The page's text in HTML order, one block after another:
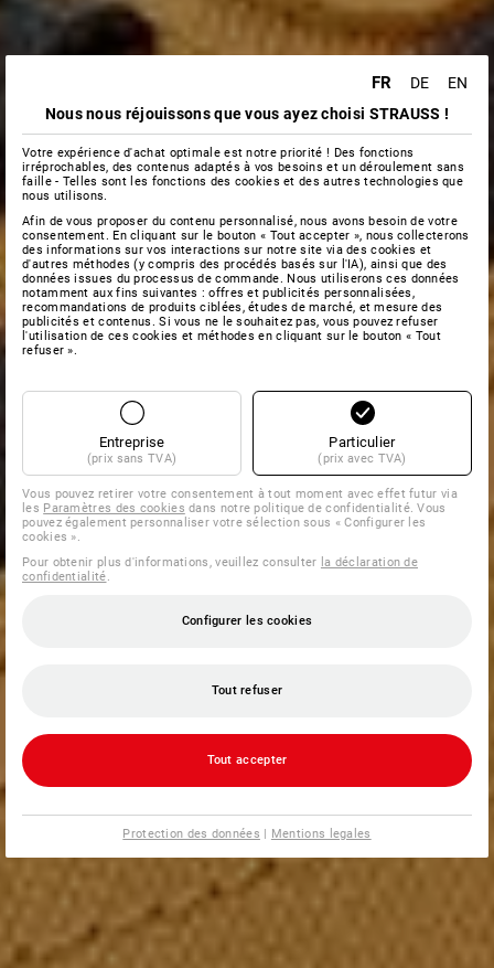
FR DE
EN
Nous nous réjouissons que vous ayez choisi STRAUSS !
Votre expérience d'achat optimale est notre priorité ! Des fonctions
irréprochables, des contenus adaptés à vos besoins et un déroulement sans
faille - Telles sont les fonctions des cookies et des autres technologies que
nous utilisons.
Afin de vous proposer du contenu personnalisé, nous avons besoin de votre
consentement. En cliquant sur le bouton « Tout accepter », nous collecterons
des informations sur vos interactions sur notre site via des cookies et
d'autres méthodes (y compris des procédés basés sur l'IA), ainsi que des
données issues du processus de commande. Nous utiliserons ces données
notamment aux fins suivantes : offres et publicités personnalisées,
recommandations de produits ciblées, études de marché, et mesure des
publicités et contenus. Si vous ne le souhaitez pas, vous pouvez refuser
l'utilisation de ces cookies et méthodes en cliquant sur le bouton « Tout
refuser ».
Entreprise
(prix sans TVA)
Particulier
(prix avec TVA)
Vous pouvez retirer votre consentement à tout moment avec effet futur via
les Paramètres des cookies dans notre politique de confidentialité. Vous
pouvez également personnaliser votre sélection sous « Configurer les
cookies ».
Pour obtenir plus d'informations, veuillez consulter la déclaration de
confidentialité
Configurer les cookies
Tout refuser
Tout accepter
Protection des données | Mentions legales